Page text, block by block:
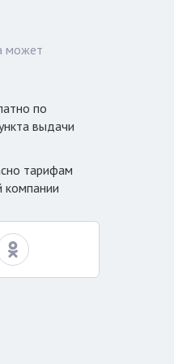
может
по
выдачи
тарифам
компании